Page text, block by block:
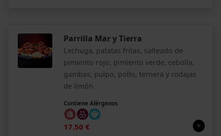
Parrilla Mar y Tierra
Lechuga, patatas fritas, salteado de
pimiento rojo, pimiento verde, cebolla,
gambas, pulpo, pollo, ternera y rodajas
de limón
Contiene Alérgenos
17.50 €